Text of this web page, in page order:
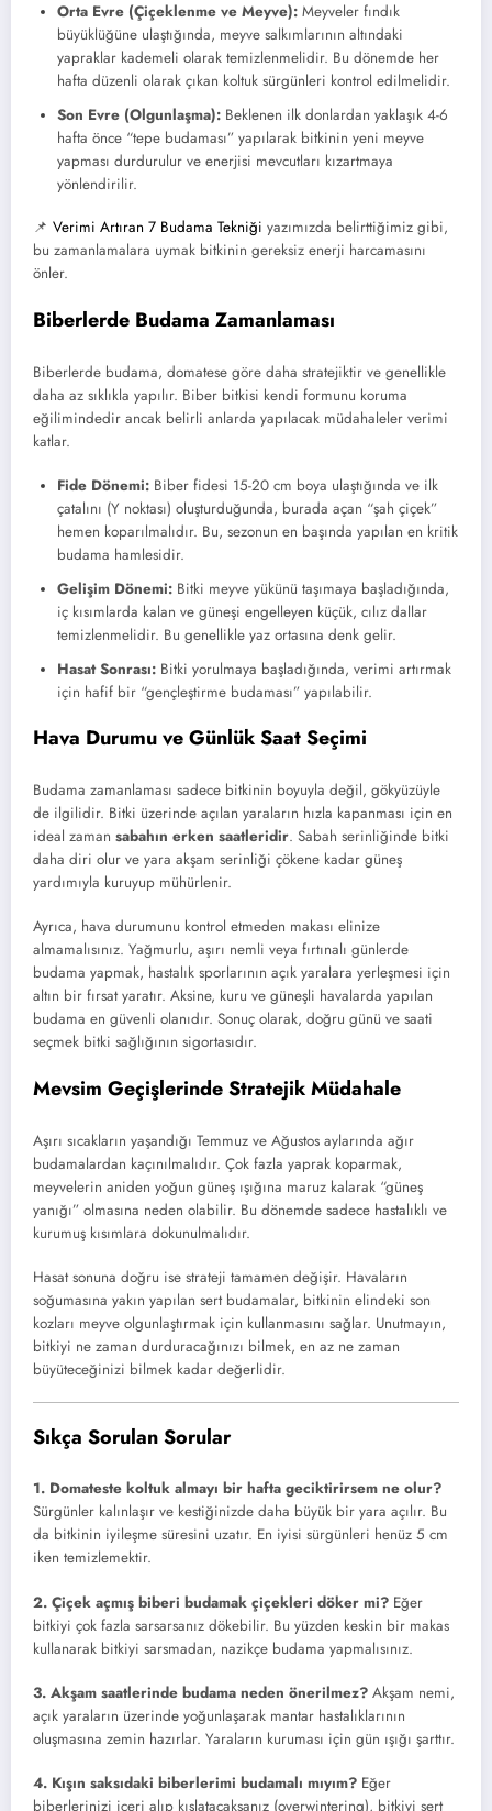
Orta Evre (Çiçeklenme ve Meyve): Meyveler fındık
büyüklüğüne ulaştığında, meyve salkımlarının altındaki
yapraklar kademeli olarak temizlenmelidir. Bu dönemde her
hafta düzenli olarak çıkan koltuk sürgünleri kontrol edilmelidir.
Son Evre (Olgunlaşma): Beklenen ilk donlardan yaklaşık 4-6
hafta önce “tepe budaması” yapılarak bitkinin yeni meyve
yapması durdurulur ve enerjisi mevcutları kızartmaya
yönlendirilir.
📌 Verimi Artıran 7 Budama Tekniği yazımızda belirttiğimiz gibi,
bu zamanlamalara uymak bitkinin gereksiz enerji harcamasını
önler.
Biberlerde Budama Zamanlaması
Biberlerde budama, domatese göre daha stratejiktir ve genellikle
daha az sıklıkla yapılır. Biber bitkisi kendi formunu koruma
eğilimindedir ancak belirli anlarda yapılacak müdahaleler verimi
katlar.
Fide Dönemi: Biber fidesi 15-20 cm boya ulaştığında ve ilk
çatalını (Y noktası) oluşturduğunda, burada açan “şah çiçek”
hemen koparılmalıdır. Bu, sezonun en başında yapılan en kritik
budama hamlesidir.
Gelişim Dönemi: Bitki meyve yükünü taşımaya başladığında,
iç kısımlarda kalan ve güneşi engelleyen küçük, cılız dallar
temizlenmelidir. Bu genellikle yaz ortasına denk gelir.
Hasat Sonrası: Bitki yorulmaya başladığında, verimi artırmak
için hafif bir “gençleştirme budaması” yapılabilir.
Hava Durumu ve Günlük Saat Seçimi
Budama zamanlaması sadece bitkinin boyuyla değil, gökyüzüyle
de ilgilidir. Bitki üzerinde açılan yaraların hızla kapanması için en
ideal zaman sabahın erken saatleridir. Sabah serinliğinde bitki
daha diri olur ve yara akşam serinliği çökene kadar güneş
yardımıyla kuruyup mühürlenir.
Ayrıca, hava durumunu kontrol etmeden makası elinize
almamalısınız. Yağmurlu, aşırı nemli veya fırtınalı günlerde
budama yapmak, hastalık sporlarının açık yaralara yerleşmesi için
altın bir fırsat yaratır. Aksine, kuru ve güneşli havalarda yapılan
budama en güvenli olanıdır. Sonuç olarak, doğru günü ve saati
seçmek bitki sağlığının sigortasıdır.
Mevsim Geçişlerinde Stratejik Müdahale
Aşırı sıcakların yaşandığı Temmuz ve Ağustos aylarında ağır
budamalardan kaçınılmalıdır. Çok fazla yaprak koparmak,
meyvelerin aniden yoğun güneş ışığına maruz kalarak “güneş
yanığı” olmasına neden olabilir. Bu dönemde sadece hastalıklı ve
kurumuş kısımlara dokunulmalıdır.
Hasat sonuna doğru ise strateji tamamen değişir. Havaların
soğumasına yakın yapılan sert budamalar, bitkinin elindeki son
kozları meyve olgunlaştırmak için kullanmasını sağlar. Unutmayın,
bitkiyi ne zaman durduracağınızı bilmek, en az ne zaman
büyüteceğinizi bilmek kadar değerlidir.
Sıkça Sorulan Sorular
1. Domateste koltuk almayı bir hafta geciktirirsem ne olur?
Sürgünler kalınlaşır ve kestiğinizde daha büyük bir yara açılır. Bu
da bitkinin iyileşme süresini uzatır. En iyisi sürgünleri henüz 5 cm
iken temizlemektir.
2. Çiçek açmış biberi budamak çiçekleri döker mi? Eğer
bitkiyi çok fazla sarsarsanız dökebilir. Bu yüzden keskin bir makas
kullanarak bitkiyi sarsmadan, nazikçe budama yapmalısınız.
3. Akşam saatlerinde budama neden önerilmez? Akşam nemi,
açık yaraların üzerinde yoğunlaşarak mantar hastalıklarının
oluşmasına zemin hazırlar. Yaraların kuruması için gün ışığı şarttır.
4. Kışın saksıdaki biberlerimi budamalı mıyım? Eğer
biberlerinizi içeri alıp kışlatacaksanız (overwintering), bitkiyi sert